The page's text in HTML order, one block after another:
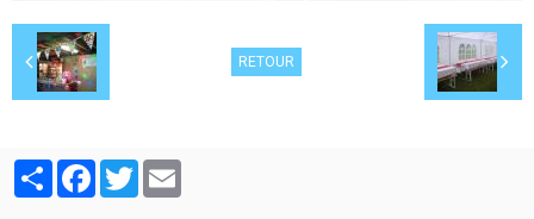
RETOUR
PartagerFacebook
Twitter